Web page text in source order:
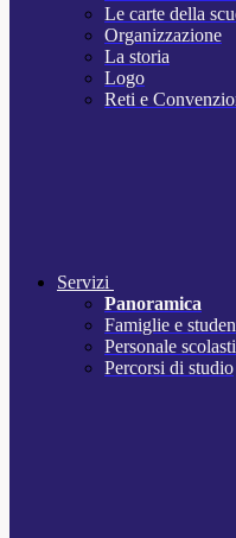
Le carte della
Organizzazione
La storia
Logo
Reti e
Servizi
Panoramica
Famiglie e
Personale
Percorsi di studio